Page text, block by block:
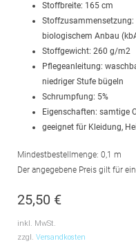
Stoffbreite: 165 cm
Stoffzusammensetzung:
biologischem Anbau
Stoffgewicht: 260 g/m2
Pflegeanleitung:
niedriger Stufe bügeln
Schrumpfung: 5%
Eigenschaften: samtige
geeignet für Kleidung,
Mindestbestellmenge: 0,1 m
Der angegebene Preis gilt für
25,50 €
inkl. MwSt.
zzgl. Versandkosten